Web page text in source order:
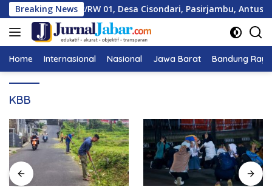
Langsung
ke
konten
Breaking News
81, Warga RT 02/RW 01, Desa Cisondari, Pasirjambu, Antusias
Home Internasional Nasional Jawa Barat Bandung Raya
KBB